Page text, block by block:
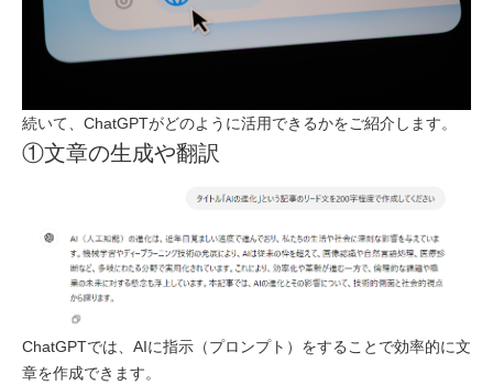
続いて、ChatGPTがどのように活用できるかをご紹介します。
①文章の生成や翻訳
ChatGPTでは、AIに指示（プロンプト）をすることで効率的に文
章を作成できます。